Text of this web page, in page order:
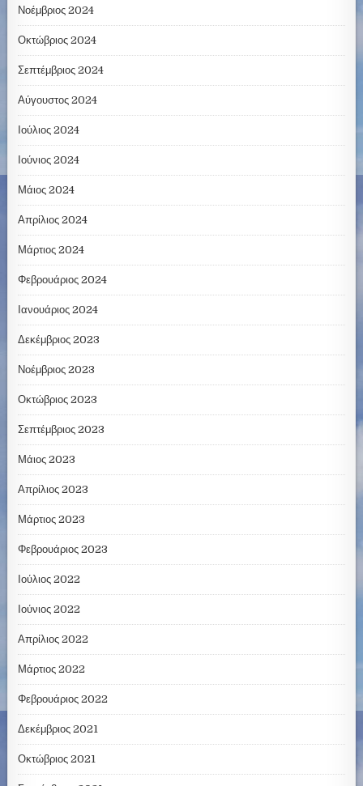
Νοέμβριος 2024
Οκτώβριος 2024
Σεπτέμβριος 2024
Αύγουστος 2024
Ιούλιος 2024
Ιούνιος 2024
Μάιος 2024
Απρίλιος 2024
Μάρτιος 2024
Φεβρουάριος 2024
Ιανουάριος 2024
Δεκέμβριος 2023
Νοέμβριος 2023
Οκτώβριος 2023
Σεπτέμβριος 2023
Μάιος 2023
Απρίλιος 2023
Μάρτιος 2023
Φεβρουάριος 2023
Ιούλιος 2022
Ιούνιος 2022
Απρίλιος 2022
Μάρτιος 2022
Φεβρουάριος 2022
Δεκέμβριος 2021
Οκτώβριος 2021